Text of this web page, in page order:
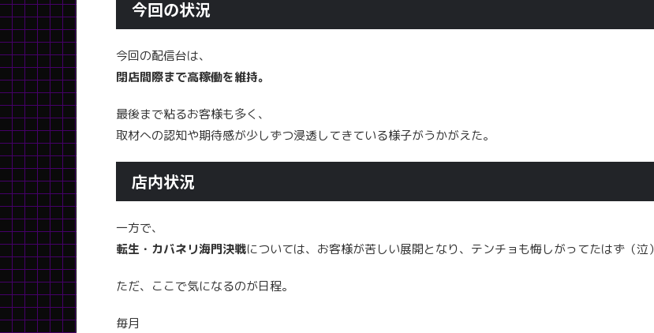
今回の状況
今回の配信台は、
閉店間際まで高稼働を維持。
最後まで粘るお客様も多く、
取材への認知や期待感が少しずつ浸透してきている様子がうかがえた。
店内状況
一方で、
転生・カバネリ海門決戦については、お客様が苦しい展開となり、テンチョも悔しがってたはず（泣）
ただ、ここで気になるのが日程。
毎月